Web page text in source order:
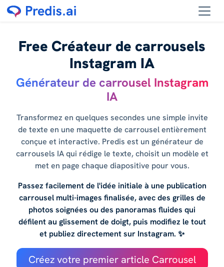
Free Créateur de carrousels
Instagram IA
Générateur de carrousel Instagram
IA
Transformez en quelques secondes une simple invite
de texte en une maquette de carrousel entièrement
conçue et interactive. Predis est un générateur de
carrousels IA qui rédige le texte, choisit un modèle et
met en page chaque diapositive pour vous.
Passez facilement de l'idée initiale à une publication
carrousel multi-images finalisée, avec des grilles de
photos soignées ou des panoramas fluides qui
défilent au glissement de doigt, puis modifiez le tout
et publiez directement sur Instagram. ✨
Créez votre premier article Carrousel